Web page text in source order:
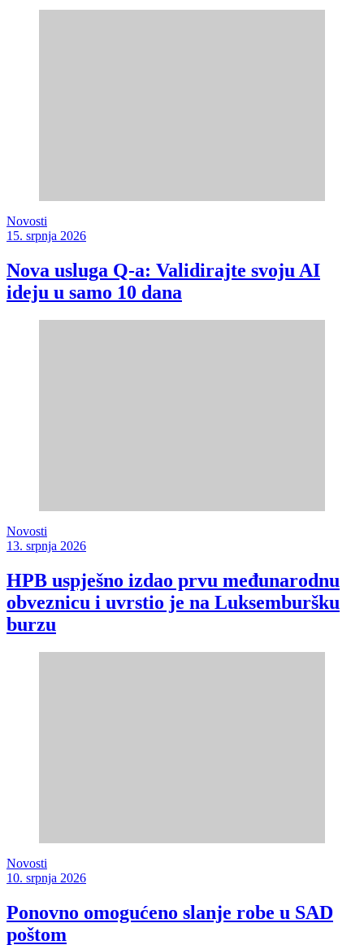
Novosti
15. srpnja 2026
Nova usluga Q-a: Validirajte svoju AI
ideju u samo 10 dana
Novosti
13. srpnja 2026
HPB uspješno izdao prvu međunarodnu
obveznicu i uvrstio je na Luksemburšku
burzu
Novosti
10. srpnja 2026
Ponovno omogućeno slanje robe u SAD
poštom